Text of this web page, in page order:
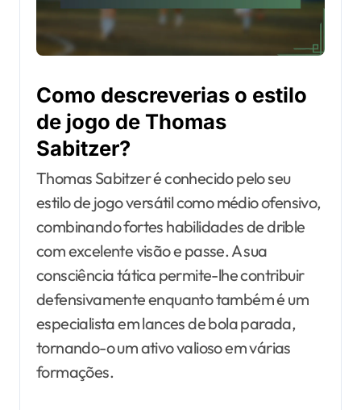
Como descreverias o estilo
de jogo de Thomas
Sabitzer?
Thomas Sabitzer é conhecido pelo seu
estilo de jogo versátil como médio ofensivo,
combinando fortes habilidades de drible
com excelente visão e passe. A sua
consciência tática permite-lhe contribuir
defensivamente enquanto também é um
especialista em lances de bola parada,
tornando-o um ativo valioso em várias
formações.